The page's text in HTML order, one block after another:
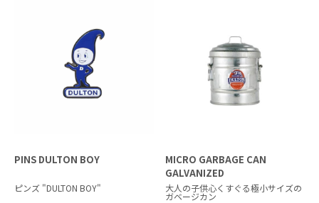
PINS DULTON BOY
ピンズ "DULTON BOY"
MICRO GARBAGE CAN
GALVANIZED
大人の子供心くすぐる極小サイズの
ガベージカン